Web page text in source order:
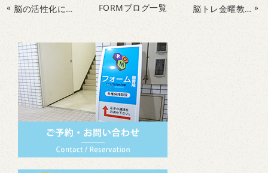
« 脳の活性化に最適！ライフキネティックが他の脳トレと違うところ。 FORMブログ一覧 脳トレ金曜教室、今日も体験の方が来られました！ »